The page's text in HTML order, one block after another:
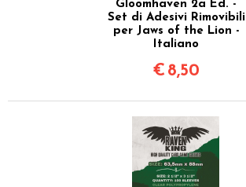
Gloomhaven 2a Ed. -
Set di Adesivi Rimovibili
per Jaws of the Lion -
Italiano
€ 8,50